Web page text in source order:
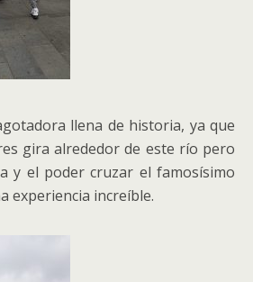
llena de historia, ya que
gira alrededor de este río pero
y el poder cruzar el famosísimo
experiencia increíble.